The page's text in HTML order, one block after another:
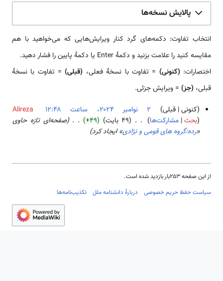
پالایش نسخه‌ها
انتخاب تفاوت: دکمه‌های گرد کنار ویرایش‌هایی که می‌خواهید با هم
مقایسه کنید را علامت بزنید و دکمهٔ Enter یا دکمهٔ پایین را فشار دهید.
اختصارات:(کنونی) = تفاوت با نسخهٔ فعلی، (قبلی)= تفاوت با نسخهٔ
قبلی، (جز) = ویرایش جزئی.
م
ب
کنونی قبلی
Alireza
بحث مشارکت‌ها ۴۹ بایت +۴۹
صفحه‌ای تازه حاوی
«رده:گروه های قومی و نژادی» ایجاد کرد
از این صفحه ۲۵۳بار بازدید شده است.
سیاست حفظ حریم خصوصی
دربارهٔ دانشنامه ملل تکذیب‌نامه‌ها